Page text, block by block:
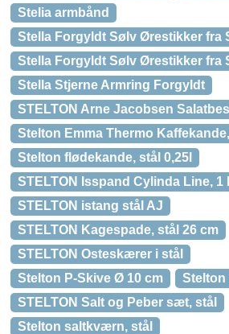
Stelia armbånd
Stella Forgyldt Sølv Ørestikker
Stella Forgyldt Sølv Ørestikker fra
Stella Stjerne Armring Forgyldt
STELTON Arne Jacobsen
Stelton Emma Thermo
Stelton flødekande, stål 0,25l
STELTON Isspand Cylinda Line, 1
STELTON istang stål AJ
STELTON Kagespade, stål 26 cm
STELTON Osteskærer i stål
Stelton P-Skive Ø 10 cm
Stelton
STELTON Salt og Peber sæt, stål
Stelton saltkværn, stål